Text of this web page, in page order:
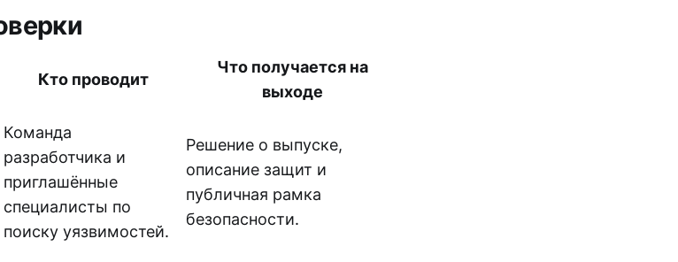
Кто проводит
Что получается на
выходе
Команда
разработчика и
приглашённые
специалисты по
поиску уязвимостей.
Решение о выпуске,
описание защит и
публичная рамка
безопасности.